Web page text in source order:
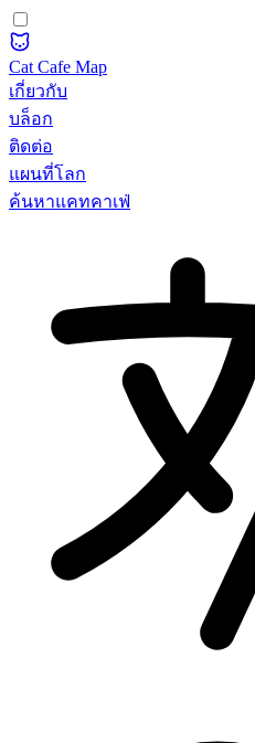
Cat Cafe Map
เกี่ยวกับ
บล็อก
ติดต่อ
แผนที่โลก
ค้นหาแคทคาเฟ่